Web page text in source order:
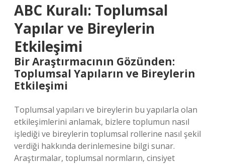
ABC Kuralı: Toplumsal
Yapılar ve Bireylerin
Etkileşimi
Bir Araştırmacının Gözünden:
Toplumsal Yapıların ve Bireylerin
Etkileşimi
Toplumsal yapıları ve bireylerin bu yapılarla olan
etkileşimlerini anlamak, bizlere toplumun nasıl
işlediği ve bireylerin toplumsal rollerine nasıl şekil
verdiği hakkında derinlemesine bilgi sunar.
Araştırmalar, toplumsal normların, cinsiyet